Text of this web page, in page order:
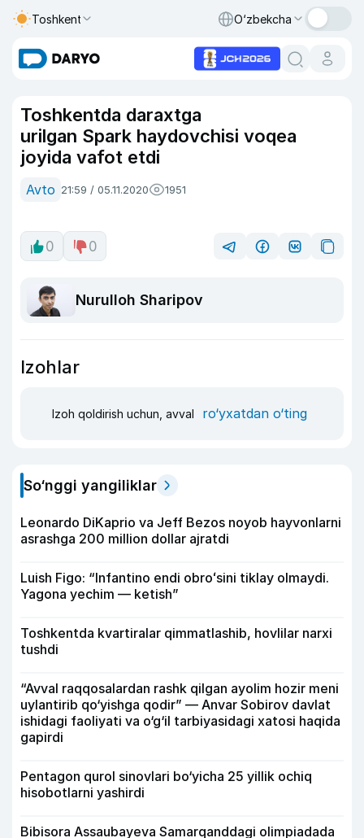
Toshkent O‘zbekcha
Toshkentda daraxtga
urilgan Spark haydovchisi voqea
joyida vafot etdi
Avto 21:59 / 05.11.2020 1951
0 0
Nurulloh Sharipov
Izohlar
Izoh qoldirish uchun, avval ro‘yxatdan o‘ting
So‘nggi yangiliklar
Leonardo DiKaprio va Jeff Bezos noyob hayvonlarni
asrashga 200 million dollar ajratdi
Luish Figo: “Infantino endi obroʻsini tiklay olmaydi.
Yagona yechim — ketish”
Toshkentda kvartiralar qimmatlashib, hovlilar narxi
tushdi
“Avval raqqosalardan rashk qilgan ayolim hozir meni
uylantirib qo‘yishga qodir” — Anvar Sobirov davlat
ishidagi faoliyati va o‘g‘il tarbiyasidagi xatosi haqida
gapirdi
Pentagon qurol sinovlari bo‘yicha 25 yillik ochiq
hisobotlarni yashirdi
Bibisora Assaubayeva Samarqanddagi olimpiadada